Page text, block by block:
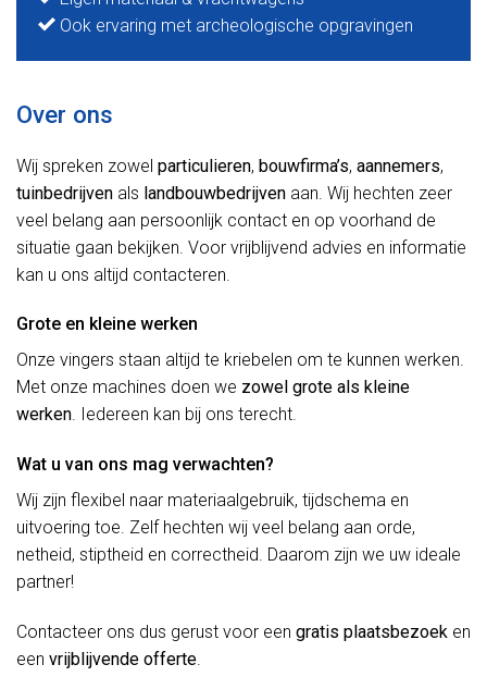
Ook ervaring met archeologische opgravingen
Over ons
Wij spreken zowel particulieren, bouwfirma’s, aannemers,
tuinbedrijven als landbouwbedrijven aan. Wij hechten zeer
veel belang aan persoonlijk contact en op voorhand de
situatie gaan bekijken. Voor vrijblijvend advies en informatie
kan u ons altijd contacteren.
Grote en kleine werken
Onze vingers staan altijd te kriebelen om te kunnen werken.
Met onze machines doen we zowel grote als kleine
werken. Iedereen kan bij ons terecht.
Wat u van ons mag verwachten?
Wij zijn flexibel naar materiaalgebruik, tijdschema en
uitvoering toe. Zelf hechten wij veel belang aan orde,
netheid, stiptheid en correctheid. Daarom zijn we uw ideale
partner!
Contacteer ons dus gerust voor een gratis plaatsbezoek en
een vrijblijvende offerte.